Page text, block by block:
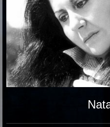
vente CD
Photos
Espace pro
Contact & liens